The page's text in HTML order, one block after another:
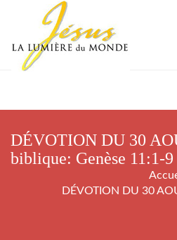
DÉVOTION DU 30
biblique: Genèse 11:1-9
DÉVOTION DU 30